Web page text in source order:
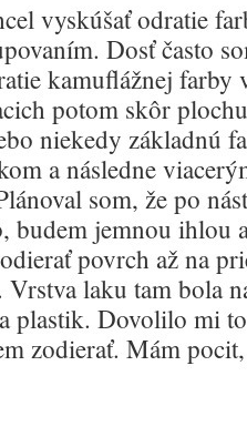
vyskúšať odratie
Dosť často
kamuflážnej farby
potom skôr
niekedy základnú
a následne
som, že po
budem jemnou ihlou
povrch až na
laku tam bola
plastik. Dovolilo mi
zodierať. Mám